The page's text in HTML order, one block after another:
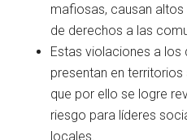
mafiosas, causan
de derechos a las
Estas violaciones a los
presentan en
que por ello se logre
riesgo para líderes
locales.